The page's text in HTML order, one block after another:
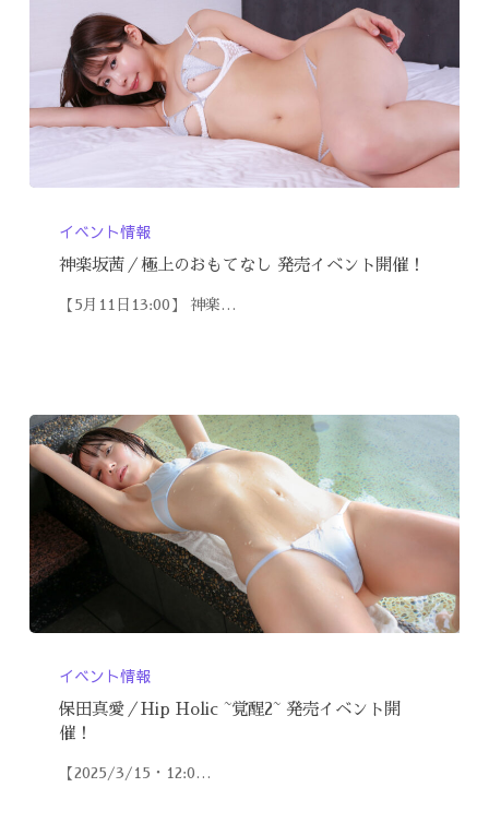
イベント情報
神楽坂茜／極上のおもてなし 発売イベント開催！
【5月11日13:00】 神楽…
イベント情報
保田真愛／Hip Holic ~覚醒2~ 発売イベント開
催！
【2025/3/15・12:0…